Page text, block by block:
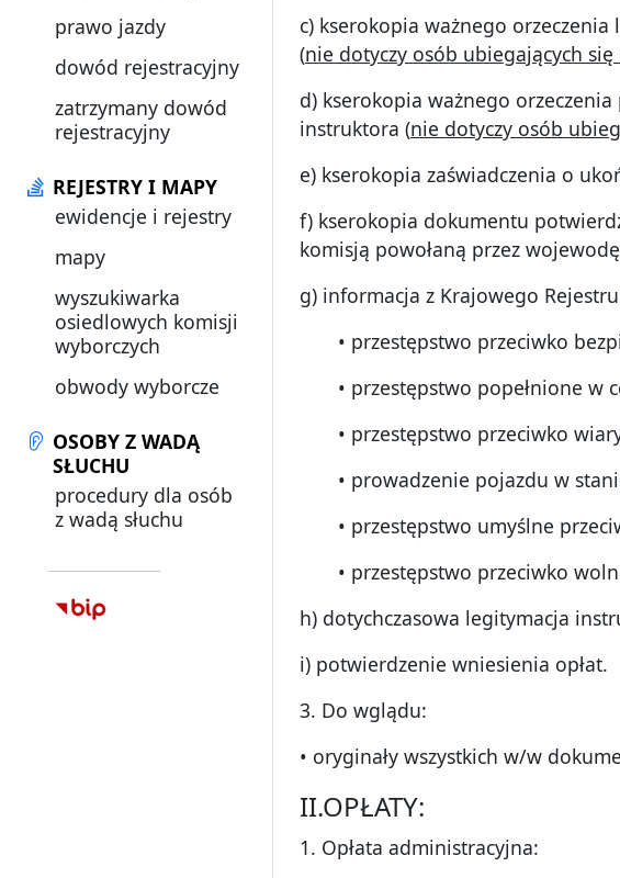
prawo jazdy
dowód rejestracyjny
zatrzymany dowód
rejestracyjny
REJESTRY I MAPY
ewidencje i rejestry
mapy
wyszukiwarka
osiedlowych komisji
wyborczych
obwody wyborcze
OSOBY Z WADĄ
SŁUCHU
procedury dla osób
z wadą słuchu
c) kserokopia ważnego
(nie dotyczy osób ubiegających
d) kserokopia ważnego
instruktora (nie dotyczy osób
e) kserokopia zaświadczenia o
f) kserokopia dokumentu
komisją powołaną przez
g) informacja z Krajowego
• przestępstwo przeciwko
• przestępstwo popełnione w
• przestępstwo przeciwko
• prowadzenie pojazdu w
• przestępstwo umyślne
• przestępstwo przeciwko
h) dotychczasowa legitymacja
i) potwierdzenie wniesienia opłat.
3. Do wglądu:
• oryginały wszystkich w/w
II.OPŁATY:
1. Opłata administracyjna: